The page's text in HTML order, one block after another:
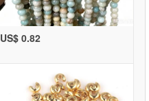
US$ 0.82